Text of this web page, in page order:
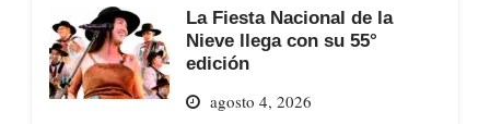
La Fiesta Nacional de la
Nieve llega con su 55°
edición
agosto 4, 2026